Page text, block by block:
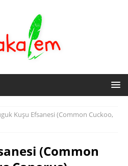
Kuşu Efsanesi (Common Cuckoo,
(Common